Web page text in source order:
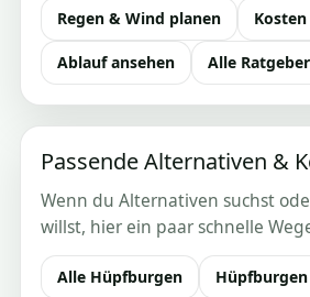
Regen & Wind planen
Ablauf ansehen Alle Ratgeber
Passende Alternativen &
Wenn du Alternativen suchst
willst, hier ein paar schnelle
Alle Hüpfburgen Hüpfburgen